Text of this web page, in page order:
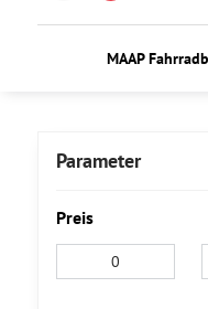
MAAP
Parameter
Preis